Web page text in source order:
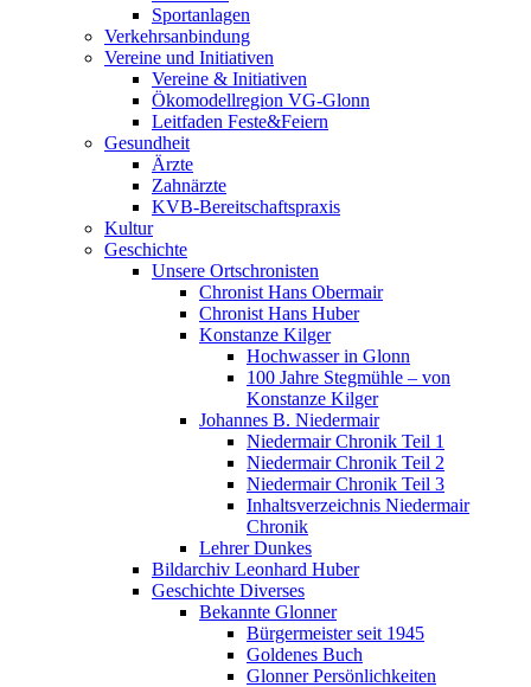
Sportanlagen
Verkehrsanbindung
Vereine und Initiativen
Vereine & Initiativen
Ökomodellregion VG-Glonn
Leitfaden Feste&Feiern
Gesundheit
Ärzte
Zahnärzte
KVB-Bereitschaftspraxis
Kultur
Geschichte
Unsere Ortschronisten
Chronist Hans Obermair
Chronist Hans Huber
Konstanze Kilger
Hochwasser in Glonn
100 Jahre Stegmühle – von
Konstanze Kilger
Johannes B. Niedermair
Niedermair Chronik Teil 1
Niedermair Chronik Teil 2
Niedermair Chronik Teil 3
Inhaltsverzeichnis Niedermair
Chronik
Lehrer Dunkes
Bildarchiv Leonhard Huber
Geschichte Diverses
Bekannte Glonner
Bürgermeister seit 1945
Goldenes Buch
Glonner Persönlichkeiten